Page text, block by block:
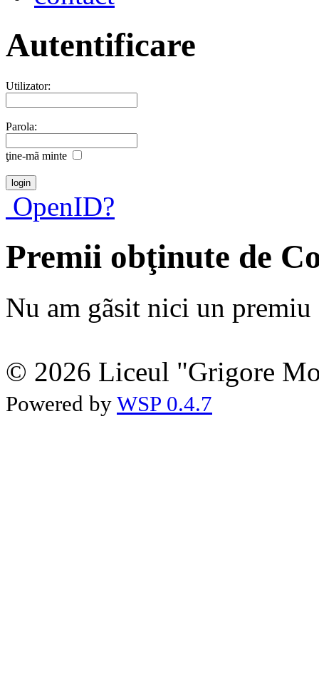
Autentificare
Utilizator:
Parola:
ţine-mã minte
OpenID?
Premii obţinute de
Nu am gãsit nici un premiu
© 2026 Liceul "Grigore
Powered by WSP 0.4.7